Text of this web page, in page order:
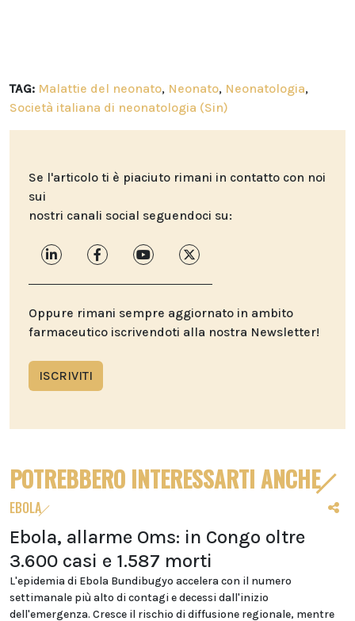
TAG: Malattie del neonato, Neonato, Neonatologia,
Società italiana di neonatologia (Sin)
Se l'articolo ti è piaciuto rimani in contatto con noi
sui
nostri canali social seguendoci su:
Oppure rimani sempre aggiornato in ambito
farmaceutico iscrivendoti alla nostra Newsletter!
ISCRIVITI
POTREBBERO INTERESSARTI ANCHE
EBOLA
Ebola, allarme Oms: in Congo oltre
3.600 casi e 1.587 morti
L'epidemia di Ebola Bundibugyo accelera con il numero
settimanale più alto di contagi e decessi dall'inizio
dell'emergenza. Cresce il rischio di diffusione regionale, mentre